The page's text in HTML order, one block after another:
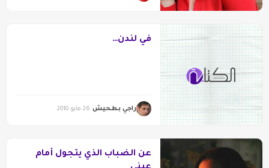
في لندن…
راجي بطحيش 26 مايو 2010
عن الضباب الذي يتجول أمام